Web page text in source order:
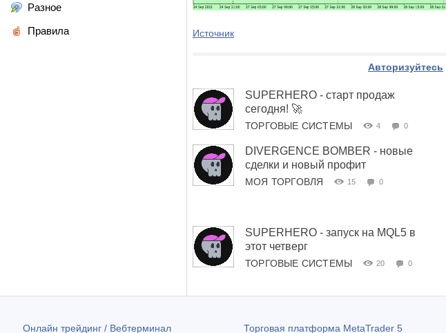
Разное
Правила
Источник
Авторизуйтесь
SUPERHERO - старт продаж
сегодня! 🚀
ТОРГОВЫЕ СИСТЕМЫ 4 0
DIVERGENCE BOMBER - новые
сделки и новый профит
МОЯ ТОРГОВЛЯ 15 0
SUPERHERO - запуск на MQL5 в
этот четверг
ТОРГОВЫЕ СИСТЕМЫ 20 0
Онлайн трейдинг / Вебтерминал Торговая платформа MetaTrader 5